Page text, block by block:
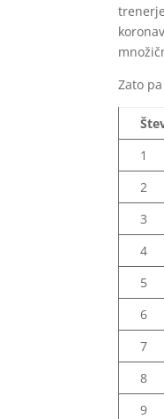
Zato
1
2
3
4
5
6
7
8
9